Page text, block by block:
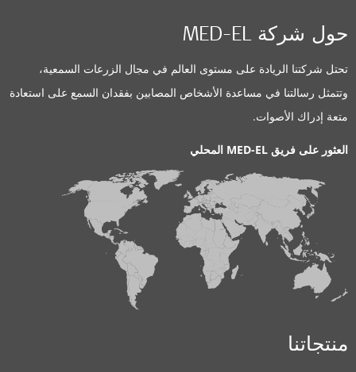
حول شركة MED-EL
تحتل شركتنا الريادة على مستوى العالم في مجال الزرعات السمعية،
وتتمثل رسالتنا في مساعدة الأشخاص المصابين بفقدان السمع على استعادة
متعة إدراك الأصوات.
العثور على فريق MED-EL المحلي
منتجاتنا